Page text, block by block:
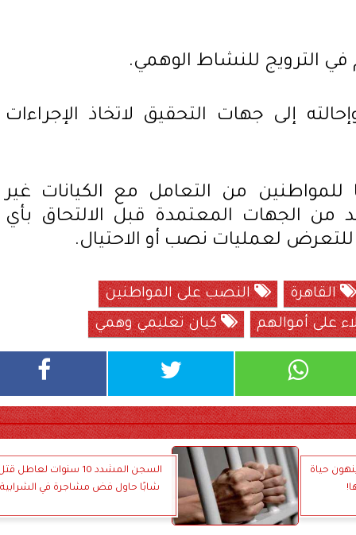
الترويج للنشاط الوهمي.
إلى جهات التحقيق لاتخاذ الإجراءات
للمواطنين من التعامل مع الكيانات غير
من الجهات المعتمدة قبل الالتحاق بأي
للتعرض لعمليات نصب أو الاحتيال.
القاهرة
النصب على المواطنين
على أموالهم
كيان تعليمي وهمي
حياة
السجن المشدد 10 سنوات لعاطل
شابًا حاول فض مشاجرة في الشرابية